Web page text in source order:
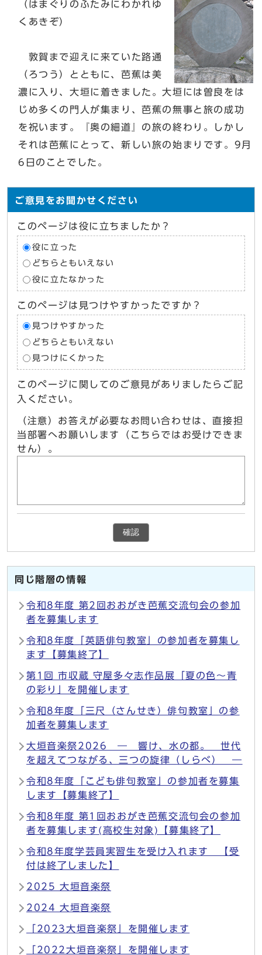
（はまぐりのふたみにわかれゆ
くあきぞ）
敦賀まで迎えに来ていた路通
（ろつう）とともに、芭蕉は美
濃に入り、大垣に着きました。大垣には曽良をは
じめ多くの門人が集まり、芭蕉の無事と旅の成功
を祝います。『奥の細道』の旅の終わり。しかし
それは芭蕉にとって、新しい旅の始まりです。9月
6日のことでした。
ご意見をお聞かせください
このページは役に立ちましたか？
役に立った
どちらともいえない
役に立たなかった
このページは見つけやすかったですか？
見つけやすかった
どちらともいえない
見つけにくかった
このページに関してのご意見がありましたらご記
入ください。
（注意）お答えが必要なお問い合わせは、直接担
当部署へお願いします（こちらではお受けできま
せん）。
確認
同じ階層の情報
令和8年度 第2回おおがき芭蕉交流句会の参加
者を募集します
令和8年度「英語俳句教室」の参加者を募集し
ます【募集終了】
第1回 市収蔵 守屋多々志作品展「夏の色〜青
の彩り」を開催します
令和8年度「三尺（さんせき）俳句教室」の参
加者を募集します
大垣音楽祭2026 ― 響け、水の都。 世代
を超えてつながる、三つの旋律（しらべ） ―
令和8年度「こども俳句教室」の参加者を募集
します【募集終了】
令和8年度 第1回おおがき芭蕉交流句会の参加
者を募集します(高校生対象)【募集終了】
令和8年度学芸員実習生を受け入れます 【受
付は終了しました】
2025 大垣音楽祭
2024 大垣音楽祭
「2023大垣音楽祭」を開催します
「2022大垣音楽祭」を開催します